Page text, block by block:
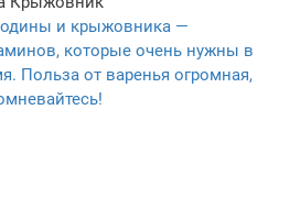
и крыжовника —
которые очень нужны в
Польза от варенья огромная,